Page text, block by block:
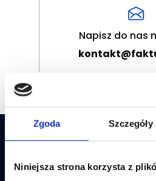
Zgoda Szczegóły
Niniejsza strona korzysta z
Napisz do nas
Masz
mamy